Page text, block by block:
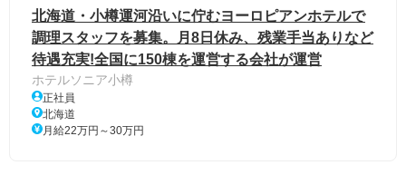
北海道・小樽運河沿いに佇むヨーロピアンホテルで
調理スタッフを募集。月8日休み、残業手当ありなど
待遇充実!全国に150棟を運営する会社が運営
ホテルソニア小樽
正社員
北海道
月給22万円～30万円